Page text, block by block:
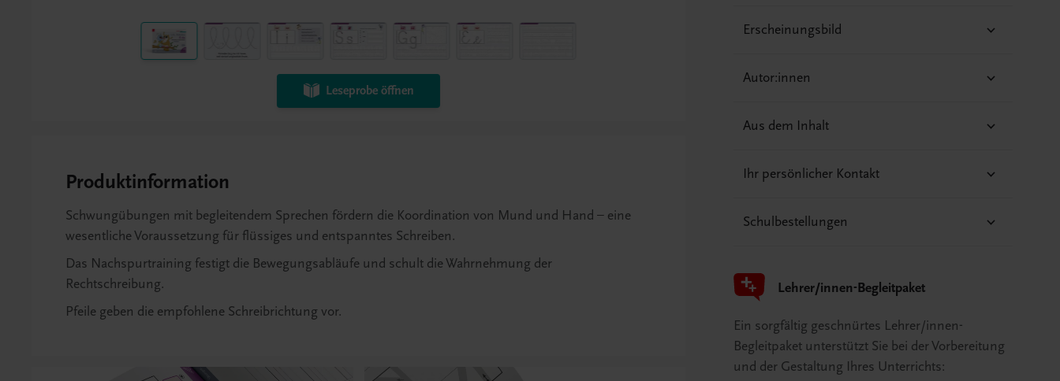
Leseprobe öffnen
Erscheinungsbild
Autor:innen
Aus dem Inhalt
Ihr persönlicher Kontakt
Schulbestellungen
Lehrer/innen-Begleitpaket
Ein sorgfältig geschnürtes Lehrer/innen-
Begleitpaket unterstützt Sie bei der Vorbereitung
und der Gestaltung Ihres Unterrichts:
Produktinformation
Schwungübungen mit begleitendem Sprechen fördern die Koordination von Mund und Hand – eine
wesentliche Voraussetzung für flüssiges und entspanntes Schreiben.
Das Nachspurtraining festigt die Bewegungsabläufe und schult die Wahrnehmung der
Rechtschreibung.
Pfeile geben die empfohlene Schreibrichtung vor.